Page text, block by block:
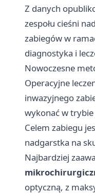
Z danych
zespołu cieśni
zabiegów w
diagnostyka i
Nowoczesne
Operacyjne
inwazyjnego
wykonać w
Celem zabiegu
nadgarstka na
Najbardziej
optyczną, z